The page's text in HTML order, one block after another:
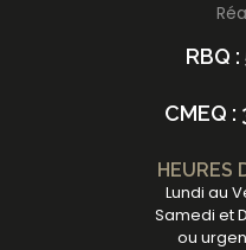
RBQ
CMEQ
HEURES
Lundi au
Samedi et
ou